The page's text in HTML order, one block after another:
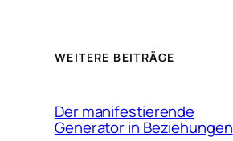
WEITERE BEITRÄGE
Der manifestierende
Generator in Beziehungen